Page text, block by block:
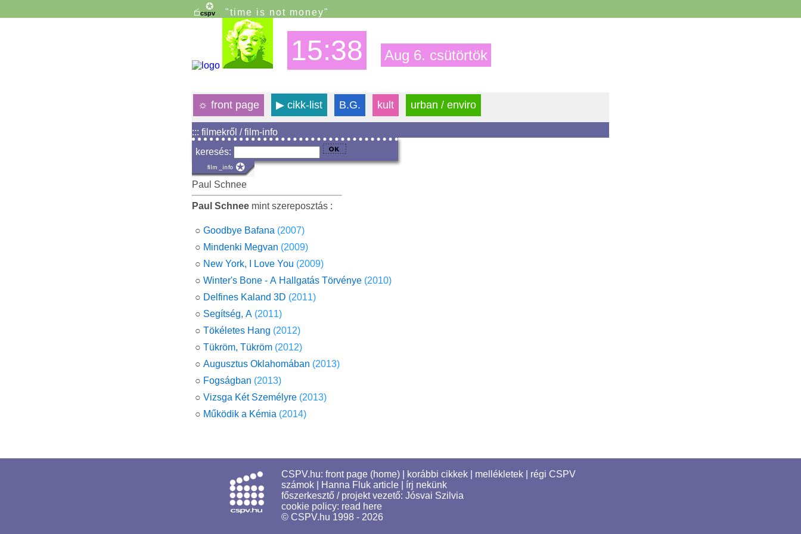
"time is not money"
15:38 Aug 6. csütörtök
☼ front page ▶ cikk-list B.G. kult urban / enviro
::: filmekről / film-info
keresés:
Paul Schnee
Paul Schnee mint szereposztás :
○ Goodbye Bafana (2007)
○ Mindenki Megvan (2009)
○ New York, I Love You (2009)
○ Winter's Bone - A Hallgatás Törvénye (2010)
○ Delfines Kaland 3D (2011)
○ Segítség, A (2011)
○ Tökéletes Hang (2012)
○ Tükröm, Tükröm (2012)
○ Augusztus Oklahomában (2013)
○ Fogságban (2013)
○ Vizsga Két Személyre (2013)
○ Működik a Kémia (2014)
CSPV.hu: front page (home) korábbi cikkek mellékletek
régi CSPV
számok
Hanna Fluk article
írj nekünk
főszerkesztő / projekt vezető: Jósvai Szilvia
cookie policy: read here
© CSPV.hu 1998 - 2026